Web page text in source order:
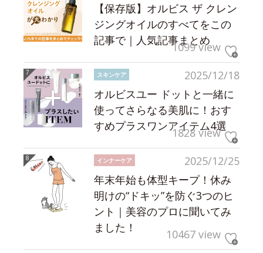
【保存版】オルビス ザ クレン
ジングオイルのすべてをこの
記事で｜人気記事まとめ
1099 view
2025/12/18
スキンケア
オルビスユー ドットと一緒に
使ってさらなる美肌に！おす
すめプラスワンアイテム4選
1828 view
2025/12/25
インナーケア
年末年始も体型キープ！休み
明けの“ドキッ”を防ぐ3つのヒ
ント｜美容のプロに聞いてみ
ました！
10467 view